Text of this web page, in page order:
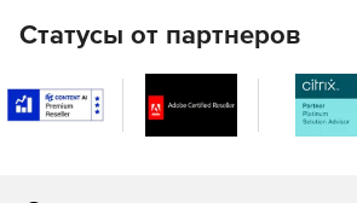
параметров функции контроля
брандмауэра.
Статусы от партнеров